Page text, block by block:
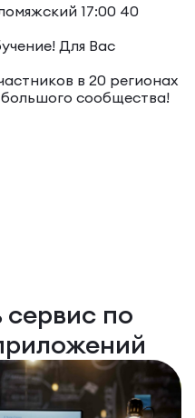
17:00 40
Для Вас
в 20 регионах
сообщества!
сервис по